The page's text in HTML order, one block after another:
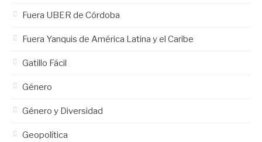
Fuera UBER de Córdoba
Fuera Yanquis de América Latina y el Caribe
Gatillo Fácil
Género
Género y Diversidad
Geopolítica